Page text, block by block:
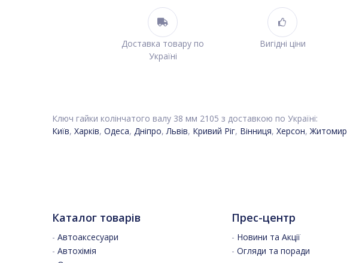
Доставка товару по
Україні
Вигідні ціни
Ключ гайки колінчатого валу 38 мм 2105 з доставкою по Україні:
Київ, Харків, Одеса, Дніпро,Львів, Кривий Ріг, Вінниця, Херсон,Житомир
Каталог товарів
- Автоаксесуари
- Автохімія
Прес-центр
- Новини та Акції
- Огляди та поради